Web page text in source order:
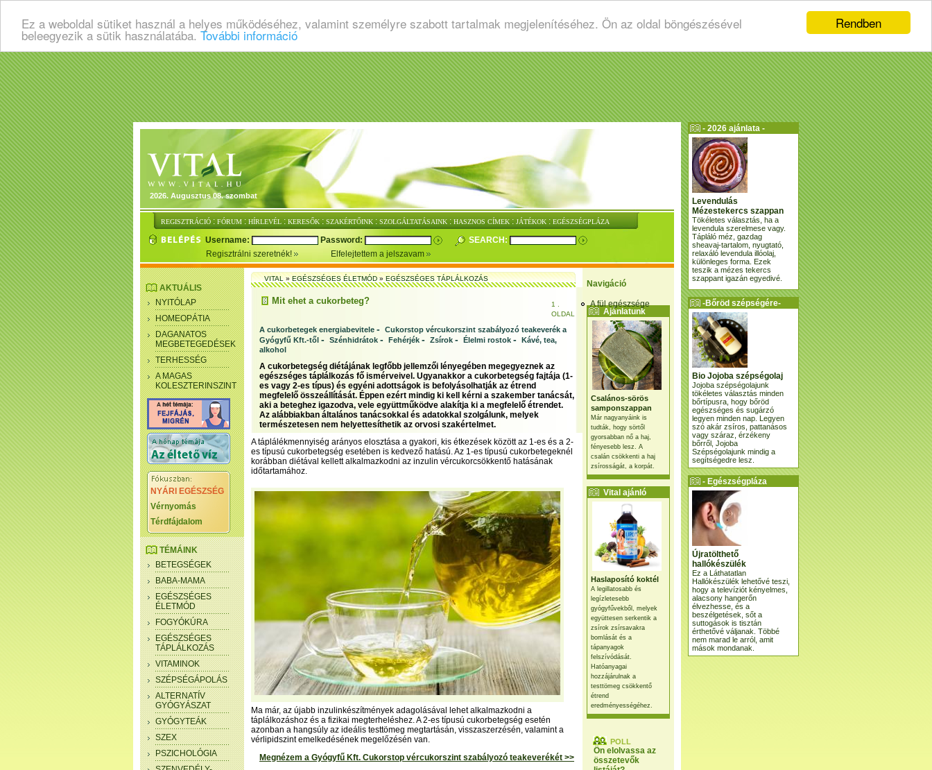
Rendben
Ez a weboldal sütiket használ a helyes működéséhez, valamint személyre szabott tartalmak megjelenítéséhez. Ön az oldal böngészésével
beleegyezik a sütik használatába. További információ
2026. Augusztus 08. szombat
REGISZTRÁCIÓ : FÓRUM : HÍRLEVÉL : KERESŐK : SZAKÉRTŐINK : SZOLGÁLTATÁSAINK : HASZNOS CÍMEK : JÁTÉKOK : EGÉSZSÉGPLÁZA
Username: Password:
SEARCH:
Regisztrálni szeretnék!
Elfelejtettem a jelszavam
Navigáció
A fül egészsége
Ajánlatunk
Csalános-sörös
samponszappan
Már nagyanyáink is
tudták, hogy sörtől
gyorsabban nő a haj,
fényesebb lesz. A
csalán csökkenti a haj
zsírosságát, a korpát.
Vital ajánló
Haslaposító koktél
A legillatosabb és
legízletesebb
gyógyfűvekből, melyek
együttesen serkentik a
zsírok zsírsavakra
bomlását és a
tápanyagok
felszívódását.
Hatóanyagai
hozzájárulnak a
testtömeg csökkentő
étrend
eredményességéhez.
POLL
Ön elolvassa az
összetevők
AKTUÁLIS
NYITÓLAP
HOMEOPÁTIA
DAGANATOS
MEGBETEGEDÉSEK
TERHESSÉG
A MAGAS
KOLESZTERINSZINT
NYÁRI EGÉSZSÉG
Vérnyomás
Térdfájdalom
TÉMÁINK
BETEGSÉGEK
BABA-MAMA
EGÉSZSÉGES
ÉLETMÓD
FOGYÓKÚRA
EGÉSZSÉGES
TÁPLÁLKOZÁS
VITAMINOK
SZÉPSÉGÁPOLÁS
ALTERNATÍV
GYÓGYÁSZAT
GYÓGYTEÁK
SZEX
PSZICHOLÓGIA
VITAL»EGÉSZSÉGES ÉLETMÓD»EGÉSZSÉGES TÁPLÁLKOZÁS
Mit ehet a cukorbeteg?
1 .
OLDAL
A cukorbetegek energiabevitele - Cukorstop vércukorszint szabályozó teakeverék a
Gyógyfű Kft.-től - Szénhidrátok - Fehérjék - Zsírok - Élelmi rostok - Kávé, tea,
alkohol
A cukorbetegség diétájának legfőbb jellemzői lényegében megegyeznek az
egészséges táplálkozás fő ismérveivel. Ugyanakkor a cukorbetegség fajtája (1-
es vagy 2-es típus) és egyéni adottságok is befolyásolhatják az étrend
megfelelő összeállítását. Éppen ezért mindig ki kell kérni a szakember tanácsát,
aki a beteghez igazodva, vele együttműködve alakítja ki a megfelelő étrendet.
Az alábbiakban általános tanácsokkal és adatokkal szolgálunk, melyek
természetesen nem helyettesíthetik az orvosi szakértelmet.
A táplálékmennyiség arányos elosztása a gyakori, kis étkezések között az 1-es és a 2-
es típusú cukorbetegség esetében is kedvező hatású. Az 1-es típusú cukorbetegeknél
korábban diétával kellett alkalmazkodni az inzulin vércukorcsökkentő hatásának
időtartamához.
Ma már, az újabb inzulinkészítmények adagolásával lehet alkalmazkodni a
táplálkozáshoz és a fizikai megterheléshez. A 2-es típusú cukorbetegség esetén
azonban a hangsúly az ideális testtömeg megtartásán, visszaszerzésén, valamint a
vérlipidszint emelkedésének megelőzésén van.
Megnézem a Gyógyfű Kft. Cukorstop vércukorszint szabályozó teakeverékét >>
- 2026 ajánlata -
Levendulás
Mézestekercs szappan
Tökéletes választás, ha a
levendula szerelmese vagy.
Tápláló méz, gazdag
sheavaj-tartalom, nyugtató,
relaxáló levendula illóolaj,
különleges forma. Ezek
teszik a mézes tekercs
szappant igazán egyedivé.
-Bőröd szépségére-
Bio Jojoba szépségolaj
Jojoba szépségolajunk
tökéletes választás minden
bőrtípusra, hogy bőröd
egészséges és sugárzó
legyen minden nap. Legyen
szó akár zsíros, pattanásos
vagy száraz, érzékeny
bőrről, Jojoba
Szépségolajunk mindig a
segítségedre lesz.
- Egészségpláza
ajánlatunk -
Újratölthető
hallókészülék
Ez a Láthatatlan
Hallókészülék lehetővé teszi,
hogy a televíziót kényelmes,
alacsony hangerőn
élvezhesse, és a
beszélgetések, sőt a
suttogások is tisztán
érthetővé váljanak. Többé
nem marad le arról, amit
mások mondanak.